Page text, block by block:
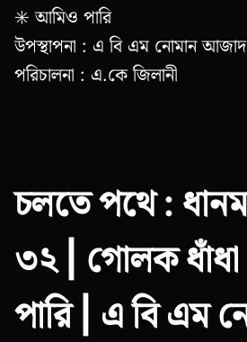
✳️ আমিও পারি
উপস্থাপনা : এ বি এম নোমান আজাদ
পরিচালনা : এ.কে জিলানী
চলতে পথে :
৩২ | গোলক
পারি | এ বি এম